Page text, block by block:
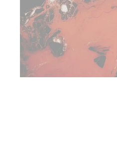
490 Kč